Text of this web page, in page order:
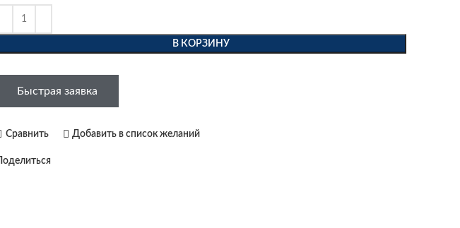
В КОРЗИНУ
Быстрая заявка
Сравнить Добавить в список желаний
Поделиться